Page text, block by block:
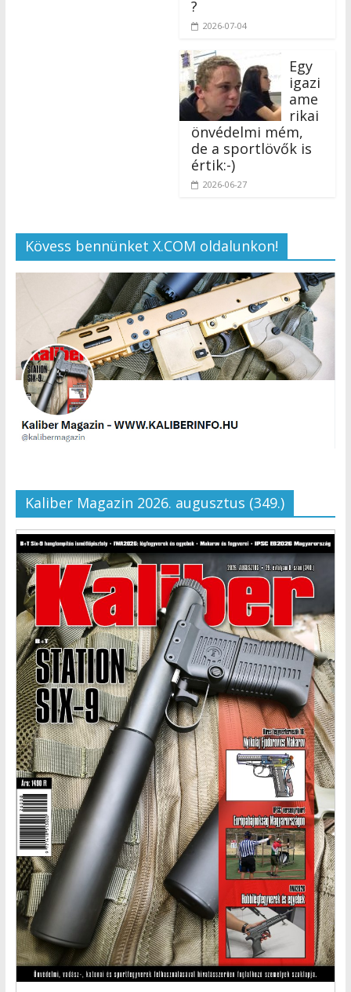
?
2026-07-04
Egy
igazi
ame
rikai
önvédelmi mém,
de a sportlövők is
értik:-)
2026-06-27
Kövess bennünket X.COM oldalunkon!
Kaliber Magazin 2026. augusztus (349.)